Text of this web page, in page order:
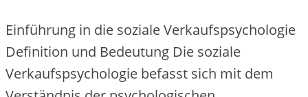
Einführung in die soziale Verkaufspsychologie
Definition und Bedeutung Die soziale
Verkaufspsychologie befasst sich mit dem